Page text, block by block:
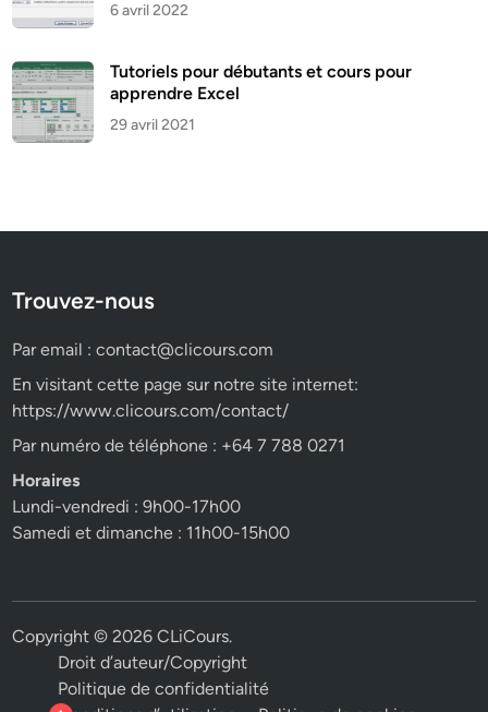
6 avril 2022
Tutoriels pour débutants et cours pour
apprendre Excel
29 avril 2021
Trouvez-nous
Par email :contact@clicours.com
En visitant cette page sur notre site internet:
https://www.clicours.com/contact/
Par numéro de téléphone : +64 7 788 0271
Horaires
Lundi-vendredi : 9h00-17h00
Samedi et dimanche : 11h00-15h00
Copyright © 2026CLiCours.
Droit d’auteur/Copyright
Politique de confidentialité